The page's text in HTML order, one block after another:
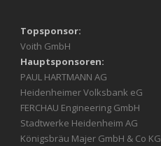
Topsponsor:
Voith GmbH
Hauptsponsoren:
PAUL HARTMANN AG
Heidenheimer Volksbank eG
FERCHAU Engineering GmbH
Stadtwerke Heidenheim AG
Königsbräu Majer GmbH & Co KG